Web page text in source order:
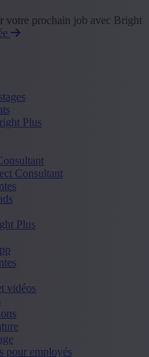
votre prochain job avec Bright
Plus
Consultant
Plus
vidéos
pour employés